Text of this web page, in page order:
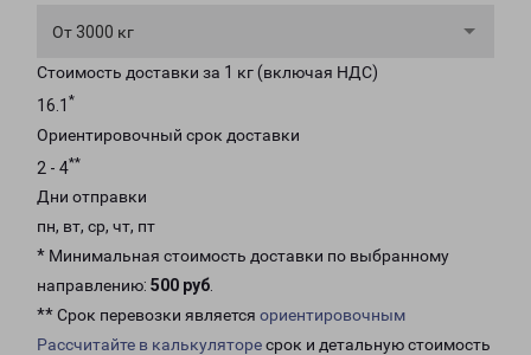
От 3000 кг
Стоимость доставки за 1 кг (включая НДС)
16.1 *
Ориентировочный срок доставки
2 - 4**
Дни отправки
пн, вт, ср, чт, пт
* Минимальная стоимость доставки по выбранному
направлению: 500 руб.
** Срок перевозки является ориентировочным
Рассчитайте в калькуляторесрок и детальную стоимость